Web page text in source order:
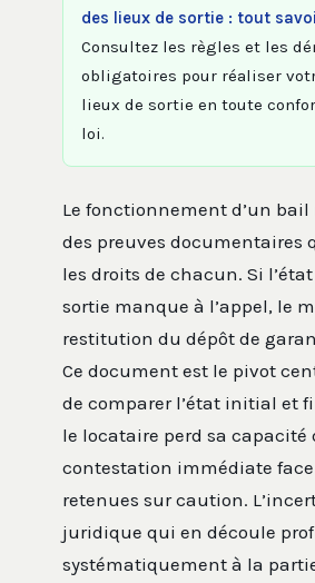
des lieux de sortie : tout
Consultez les règles et les
obligatoires pour réaliser
lieux de sortie en toute
loi.
Le fonctionnement d’un bail
des preuves documentaires
les droits de chacun. Si
sortie manque à l’appel, le
restitution du dépôt de
Ce document est le pivot
de comparer l’état initial et
le locataire perd sa capacité
contestation immédiate face
retenues sur caution.
juridique qui en découle
systématiquement à la